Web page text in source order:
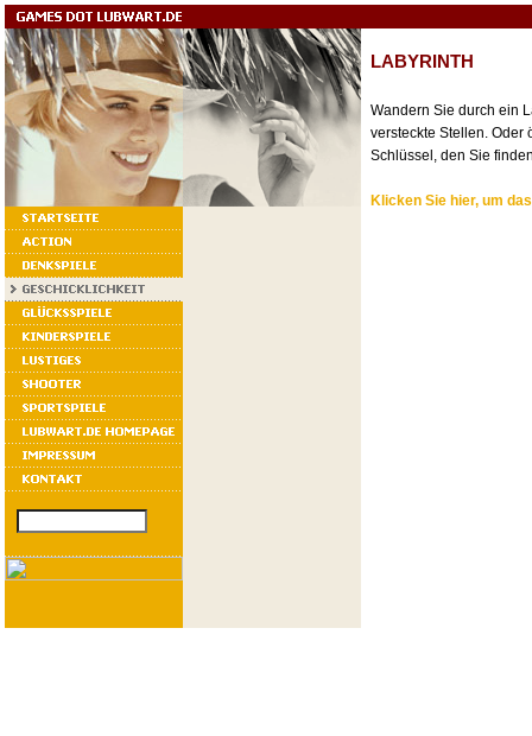
LABYRINTH
Wandern Sie durch ein
versteckte Stellen. Oder
Schlüssel, den Sie
Klicken Sie hier, um